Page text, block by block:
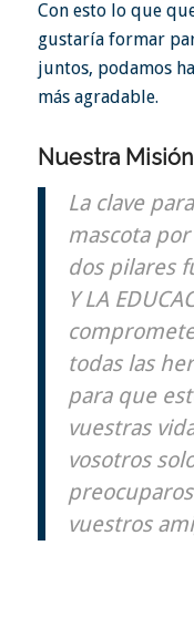
Con esto lo que
gustaría formar
juntos, podamos
más agradable.
Nuestra Misión
La clave
mascota
dos pilares
Y LA
todas las
para que
vuestras
vosotros
vuestros